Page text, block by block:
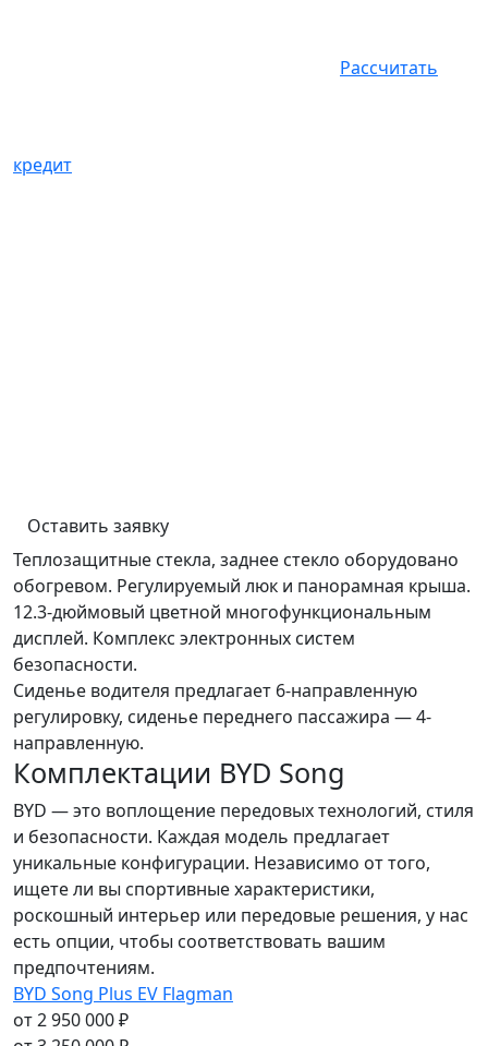
Рассчитать
кредит
Оставить заявку
Теплозащитные cтекла, заднее стекло оборудовано
обогревом. Регулируемый люк и панорамная крыша.
12.3-дюймовый цветной многофункциональным
дисплей. Комплекс электронных систем
безопасности.
Сиденье водителя предлагает 6-направленную
регулировку, сиденье переднего пассажира — 4-
направленную.
Комплектации BYD Song
BYD — это воплощение передовых технологий, стиля
и безопасности. Каждая модель предлагает
уникальные конфигурации. Независимо от того,
ищете ли вы спортивные характеристики,
роскошный интерьер или передовые решения, у нас
есть опции, чтобы соответствовать вашим
предпочтениям.
BYD Song Plus EV Flagman
от 2 950 000 ₽